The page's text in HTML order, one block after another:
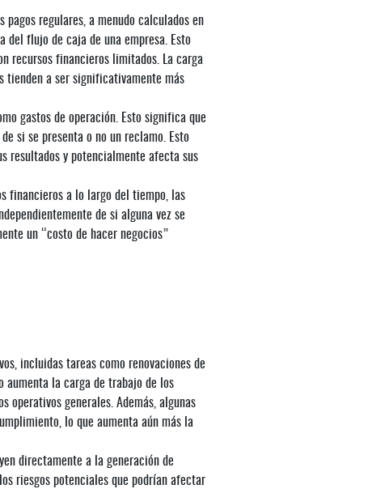
regulares, a menudo calculados en
del flujo de caja de una empresa. Esto
recursos financieros limitados. La carga
tienden a ser significativamente más
gastos de operación. Esto significa que
si se presenta o no un reclamo. Esto
resultados y potencialmente afecta sus
financieros a lo largo del tiempo, las
de si alguna vez se
un “costo de hacer negocios”
incluidas tareas como renovaciones de
aumenta la carga de trabajo de los
operativos generales. Además, algunas
lo que aumenta aún más la
directamente a la generación de
riesgos potenciales que podrían afectar